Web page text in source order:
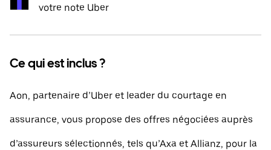
votre note Uber
Ce qui est inclus ?
Aon, partenaire d’Uber et leader du courtage en
assurance, vous propose des offres négociées auprès
d’assureurs sélectionnés, tels qu’Axa et Allianz, pour la